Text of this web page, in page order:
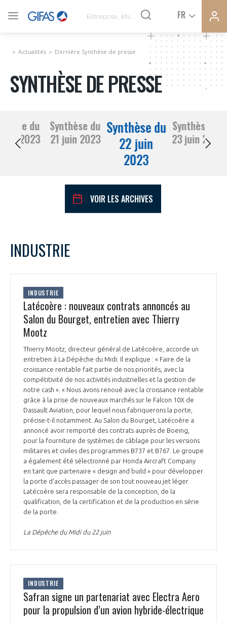
FR
SYNTHÈSE DE PRESSE
COMMUNIQUÉS DE PRESSE
PRÉSENTATION
NOTRE VISION
NOS MISSIONS
NOTRE HISTOIRE
ORGANISATION
L’ÉQUIPE DU GIFAS
NOS RÉSEAUX À L'INTERNATIONAL
FONCTIONNEMENT
GEADS
COMITÉ AERO PME
STARTAIR
COMMISSIONS ET COMITÉS
ACCOMPAGNEMENT DE NOS ADHÉRENTS
LES PROGRAMMES DU GIFAS
UN ÉCOSYSTÈME INTÉGRÉ ET COHÉRENT
POURQUOI DEVENIR MEMBRE ?
LA MÉDIATION
LA MÉDIATION DANS LA FILIÈRE AÉRONAUTIQUE ET SPATIALE
LE MÉDIATEUR DE LA FILIÈRE AÉRONAUTIQUE ET SPATIALE
MÉDIATION ET CHARTE D’ENGAGEMENT SUR LES RELATIONS ENTRE
LE SALON DU BOURGET
L'OBSERVATOIRE
CHIFFRES CLÉS
LES ENJEUX
COMPÉTITIVITÉ
EMPLOI & FORMATION
LES PUBLICATIONS
DOCUMENTS & BROCHURES
Actualités Dernière Synthèse de presse
SYNTHÈSE DE PRESSE
du
20 juin 2023
Synthèse du
21 juin 2023
Synthèse du
22 juin
2023
Synthèse du
23 juin 2023
VOIR LES ARCHIVES
L
1 2 3
4
23
27
INDUSTRIE
INDUSTRIE
Latécoère : nouveaux contrats annoncés au
Salon du Bourget, entretien avec Thierry
Mootz
Thierry Mootz, directeur général de Latécoère, accorde un
entretien à La Dépêche du Midi. Il explique : « Faire de la
croissance rentable fait partie de nos priorités, avec la
compétitivité de nos activités industrielles et la gestion de
notre cash ». « Nous avons renoué avec la croissance rentable
grâce à la prise de nouveaux marchés sur le Falcon 10X de
Dassault Aviation, pour lequel nous fabriquerons la porte,
précise-t-il notamment. Au Salon du Bourget, Latécoère a
annoncé avoir remporté des contrats auprès de Boeing,
pour la fourniture de systèmes de câblage pour les versions
militaires et civiles des programmes B737 et B767. Le groupe
a également été sélectionné par Honda Aircraft Company
en tant que partenaire « design and build » pour développer
la porte d'accès passager de son tout nouveau jet léger.
Latécoère sera responsable de la conception, de la
qualification, de la certification et de la production en série
de la porte.
La Dépêche du Midi du 22 juin
INDUSTRIE
Safran signe un partenariat avec Electra Aero
pour la propulsion d’un avion hybride-électrique
VOUS ÊTES ADHÉRENTS
PAS ENCORE ADHÉRENT ?
Rejoignez une filière d’excellence et développez
Découvrez les avantages d'adhérer au GIFAS.
Rencontres, salons, données sectorielles,
programmes ...
DEMANDE D’ADHÉSION
DEMANDE D’ADHÉSION
Avez-vous un statut de droit français ?